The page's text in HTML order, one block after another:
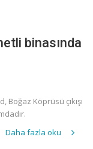
binasında
Köprüsü çıkışı
Daha fazla oku